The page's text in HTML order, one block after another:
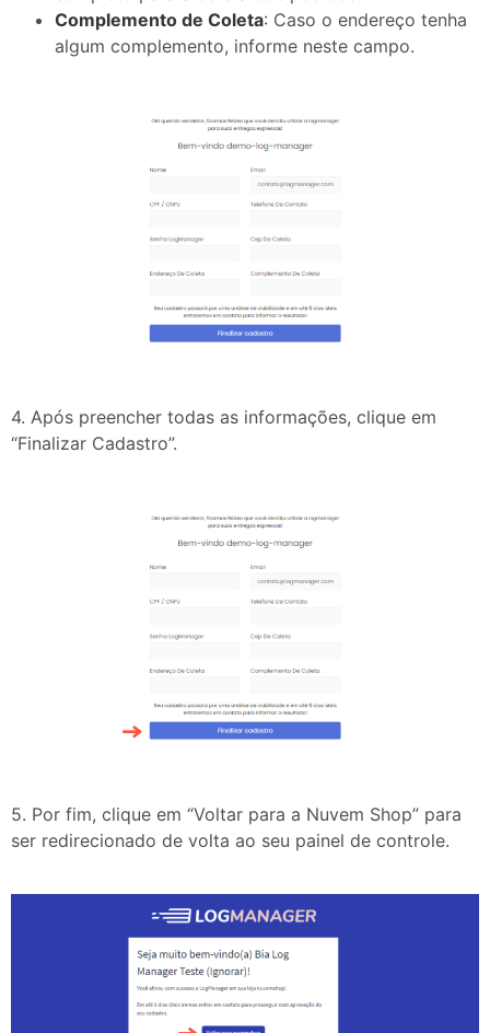
Complemento de Coleta: Caso o endereço tenha
algum complemento, informe neste campo.
4. Após preencher todas as informações, clique em
“Finalizar Cadastro”.
5. Por fim, clique em “Voltar para a Nuvem Shop” para
ser redirecionado de volta ao seu painel de controle.